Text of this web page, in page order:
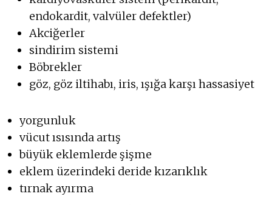
endokardit, valvüler defektler)
Akciğerler
sindirim sistemi
Böbrekler
göz, göz iltihabı, iris, ışığa karşı hassasiyet
yorgunluk
vücut ısısında artış
büyük eklemlerde şişme
eklem üzerindeki deride kızarıklık
tırnak ayırma